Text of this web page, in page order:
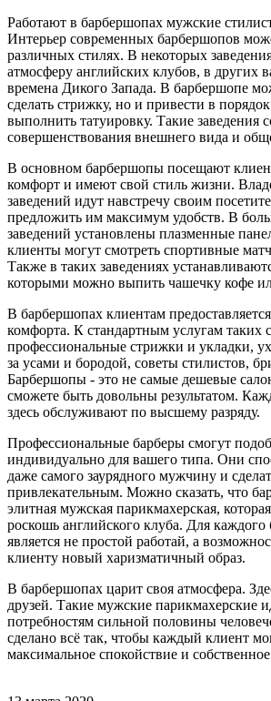
Работают в барбершопах мужские
Интерьер современных барбершопов
различных стилях. В некоторых
атмосферу английских клубов, в других
времена Дикого Запада. В барбершопе
сделать стрижку, но и привести в
выполнить татуировку. Такие заведения
совершенствования внешнего вида и
В основном барбершопы посещают
комфорт и имеют свой стиль жизни.
заведений идут навстречу своим
предложить им максимум удобств. В
заведений установлены плазменные
клиенты могут смотреть спортивные
Также в таких заведениях
которыми можно выпить чашечку кофе
В барбершопах клиентам
комфорта. К стандартным услугам таких
профессиональные стрижки и укладки,
за усами и бородой, советы стилистов,
Барбершопы - это не самые дешевые
сможете быть довольны результатом.
здесь обслуживают по высшему разряду.
Профессиональные барберы смогут
индивидуально для вашего типа. Они
даже самого заурядного мужчину и
привлекательным. Можно сказать, что
элитная мужская парикмахерская,
роскошь английского клуба. Для каждого
является не простой работай, а
клиенту новый харизматичный образ.
В барбершопах царит своя атмосфера.
друзей. Такие мужские парикмахерские
потребностям сильной половины
сделано всё так, чтобы каждый клиент
максимальное спокойствие и